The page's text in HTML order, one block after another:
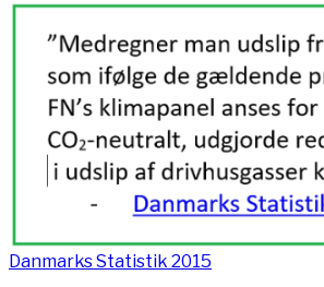
Danmarks Statistik 2015